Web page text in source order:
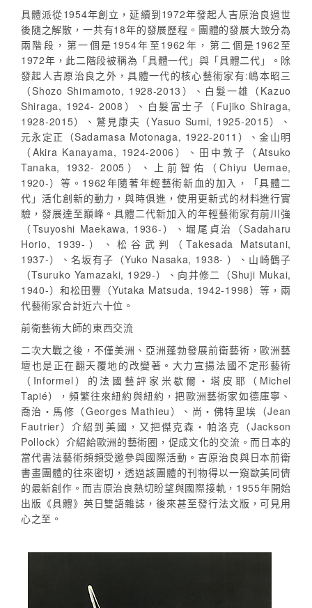
具體派從1954年創立，延續到1972年發起人吉原治良過世
後隨之解散，一共有18年的發展歷程。團體的發展大致分為
兩階段，第一個是1954年至1962年，第二個是1962至
1972年，此二階段被稱為「具體一代」與「具體二代」。除
發起人吉原治良之外，具體一代的核心藝術家有:嶋本昭三
（Shozo Shimamoto, 1928-2013）、白髮一雄（Kazuo
Shiraga, 1924- 2008）、白髮富士子（Fujiko Shiraga,
1928-2015）、鷲見康夫（Yasuo Sumi, 1925-2015）、
元永定正（Sadamasa Motonaga, 1922-2011）、金山明
（Akira Kanayama, 1924-2006）、田中敦子（Atsuko
Tanaka, 1932- 2005）、上前智佑（Chiyu Uemae,
1920-）等。1962年隨著年輕藝術新血的加入，「具體二
代」活化創新的動力，與時俱進，使用更新式的材料進行實
驗，發展達至巔峰。具體二代新加入的年輕藝術家有前川強
（Tsuyoshi Maekawa, 1936-）、堀尾貞治（Sadaharu
Horio, 1939-）、松谷武判（Takesada Matsutani,
1937-）、名坂有子（Yuko Nasaka, 1938- ）、山崎鶴子
（Tsuruko Yamazaki, 1929-）、向井修二（Shuji Mukai,
1940-）和松田豐（Yutaka Matsuda, 1942-1998）等，兩
代藝術家合計近六十位。
前衛藝術大師的東西交流
二次大戰之後，不僅美洲、亞洲蓬勃發展前衛藝術，歐洲藝
壇也是正在翻天覆地的改變著。大力宣揚法國不定形藝術
（Informel）的法國藝評家米歇爾・塔皮耶（Michel
Tapié），頻繁往來紐約與紐約，把歐洲藝術家如德庫寧、
喬治・馬修（Georges Mathieu）、尚・佛特里埃（Jean
Fautrier）介紹到美國，又把傑克森・帕洛克（Jackson
Pollock）介紹給歐洲的藝術圈，促成文化的交流。而日本的
當代書法藝術頻頻受邀參與國際活動。吉原治良與日本前衛
書畫團體的往來密切，透過該團體的刊物得以一窺歐美同儕
的最新創作。而吉原治良熱切盼望與國際接軌，1955年開始
出版《具體》英日雙語雜誌，後來甚至發行法文版，可見用
心之至。